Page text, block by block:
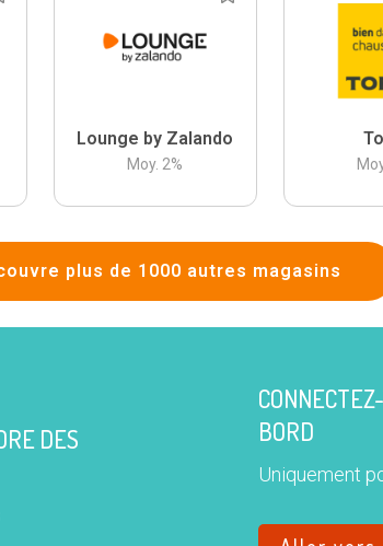
Lounge by Zalando
Moy. 2%
plus de 1000 autres magasins
DES
BORD
Uniquement